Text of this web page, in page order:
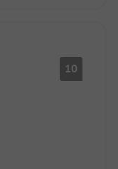
10